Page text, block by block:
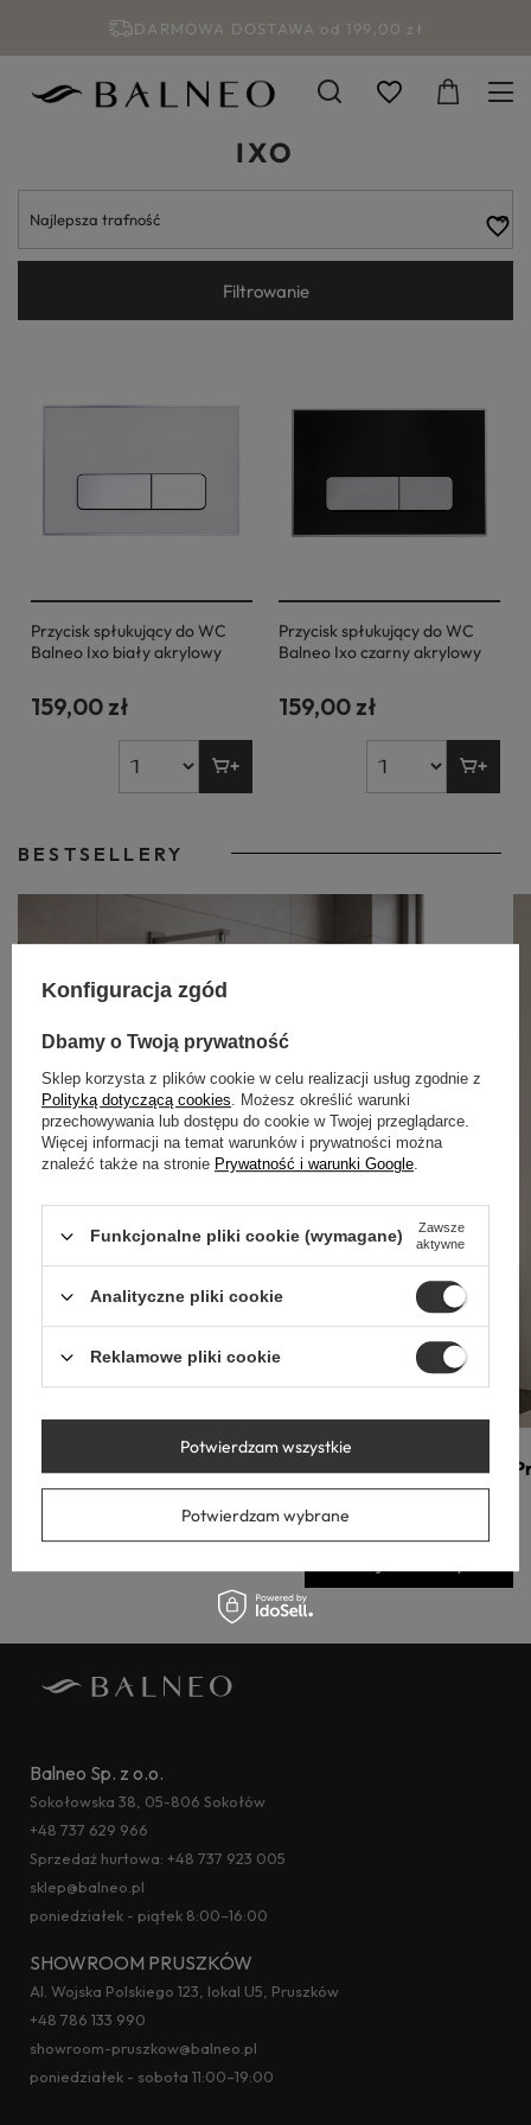
DARMOWA DOSTAWA od 199,00 zł
IXO
Filtrowanie
Przycisk spłukujący do WC
Balneo Ixo biały akrylowy
159,00 zł
Przycisk spłukujący do WC
Balneo Ixo czarny akrylowy
159,00 zł
BESTSELLERY
Baterie łazienkowe
Balneo Sp. z o.o.
Sokołowska 38, 05-806 Sokołów
+48 737 629 966
Sprzedaż hurtowa: +48 737 923 005
sklep@balneo.pl
poniedziałek - piątek 8:00–16:00
SHOWROOM PRUSZKÓW
Al. Wojska Polskiego 123, lokal U5, Pruszków
+48 786 133 990
showroom-pruszkow@balneo.pl
poniedziałek - sobota 11:00–19:00
Konfiguracja zgód
Dbamy o Twoją prywatność
Sklep korzysta z plików cookie w celu realizacji usług zgodnie z
Polityką dotyczącą cookies. Możesz określić warunki
przechowywania lub dostępu do cookie w Twojej przeglądarce.
Więcej informacji na temat warunków i prywatności można
znaleźć także na stronie Prywatność i warunki Google.
Funkcjonalne pliki cookie (wymagane)
Zawsze
aktywne
Analityczne pliki cookie
Reklamowe pliki cookie
Potwierdzam wybrane
Potwierdzam wszystkie